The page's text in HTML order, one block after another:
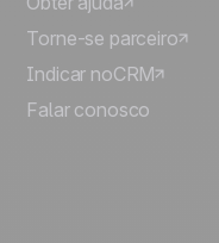
Torne-se parceiro
Indicar noCRM
Falar conosco